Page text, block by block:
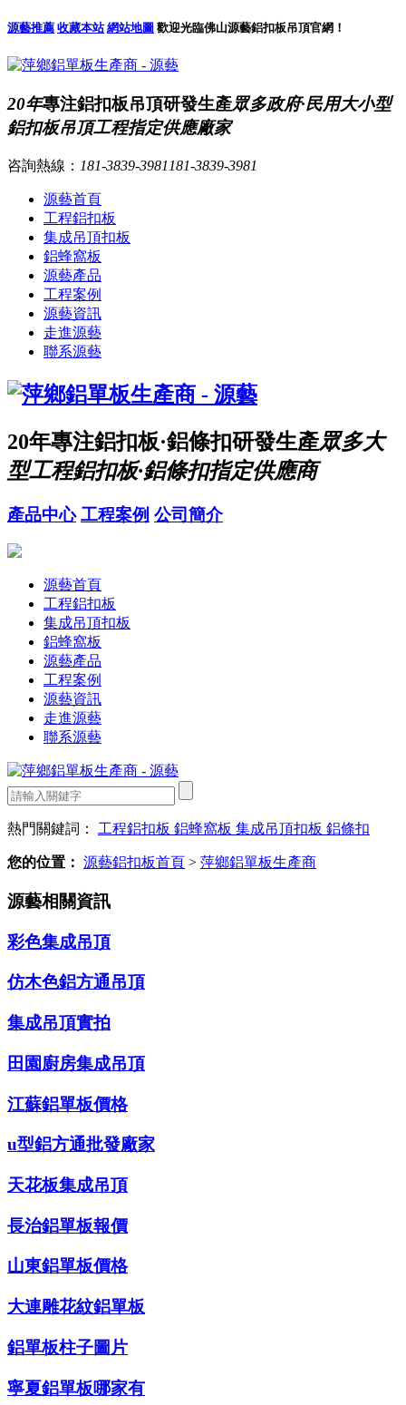
源藝推薦 收藏本站 網站地圖 歡迎光臨佛山源藝鋁扣板吊頂官網！
20年專注鋁扣板吊頂研發生產眾多政府·民用大小型
鋁扣板吊頂工程指定供應廠家
咨詢熱線： 181-3839-3981 181-3839-3981
源藝首頁
工程鋁扣板
集成吊頂扣板
鋁蜂窩板
源藝產品
工程案例
源藝資訊
走進源藝
聯系源藝
20年專注鋁扣板·鋁條扣研發生產眾多大
型工程鋁扣板·鋁條扣指定供應商
產品中心 工程案例 公司簡介
源藝首頁
工程鋁扣板
集成吊頂扣板
鋁蜂窩板
源藝產品
工程案例
源藝資訊
走進源藝
聯系源藝
熱門關鍵詞： 工程鋁扣板 鋁蜂窩板 集成吊頂扣板 鋁條扣
您的位置： 源藝鋁扣板首頁 > 萍鄉鋁單板生產商
源藝相關資訊
彩色集成吊頂
仿木色鋁方通吊頂
集成吊頂實拍
田園廚房集成吊頂
江蘇鋁單板價格
u型鋁方通批發廠家
天花板集成吊頂
長治鋁單板報價
山東鋁單板價格
大連雕花紋鋁單板
鋁單板柱子圖片
寧夏鋁單板哪家有